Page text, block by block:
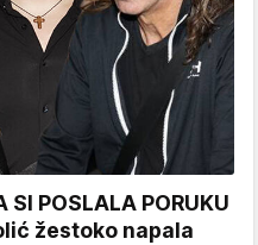
SI POSLALA PORUKU
žestoko napala